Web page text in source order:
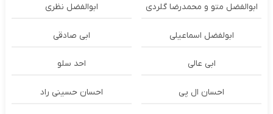
ابوالفضل متو و محمدرضا گلردی ابوالفضل نظری
ابولفضل اسماعیلی ابی صادقی
ابی عالی احد سلو
احسان ال پی احسان حسینی راد